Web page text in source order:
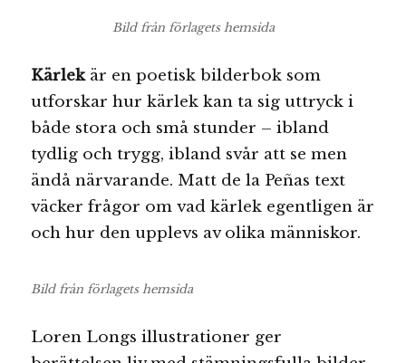
Bild från förlagets hemsida
Kärlekär en poetisk bilderbok som
utforskar hur kärlek kan ta sig uttryck i
både stora och små stunder – ibland
tydlig och trygg, ibland svår att se men
ändå närvarande. Matt de la Peñas text
väcker frågor om vad kärlek egentligen är
och hur den upplevs av olika människor.
Bild från förlagets hemsida
Loren Longs illustrationer ger